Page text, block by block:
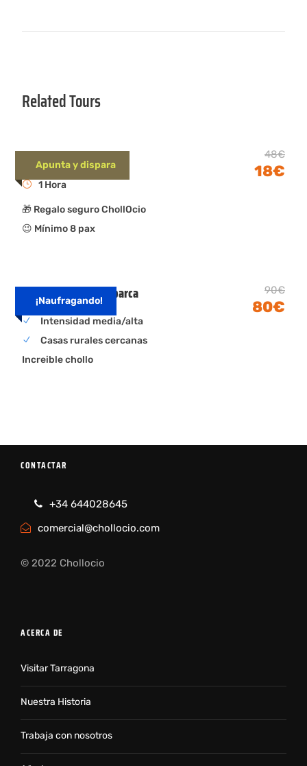
Related Tours
Apunta y dispara
Paintball Madrid 48€
18€
1 Hora
🎁 Regalo seguro ChollOcio
😉 Mínimo 8 pax
¡Naufragando!
Excursión Isla de Tabarca 90€
80€
Intensidad media/alta
Casas rurales cercanas
Increible chollo
CONTACTAR
+34 644028645
comercial@chollocio.com
© 2022 Chollocio
ACERCA DE
Visitar Tarragona
Nuestra Historia
Trabaja con nosotros